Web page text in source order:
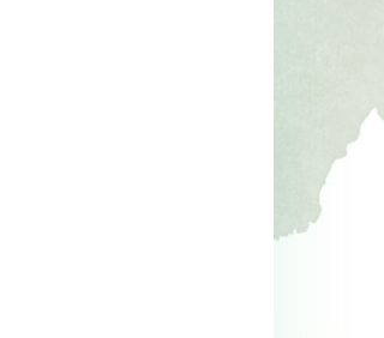
Mutluluğu Sende
Senindir Ötesi
Hakan Mengüç
Destek Yayınları
14